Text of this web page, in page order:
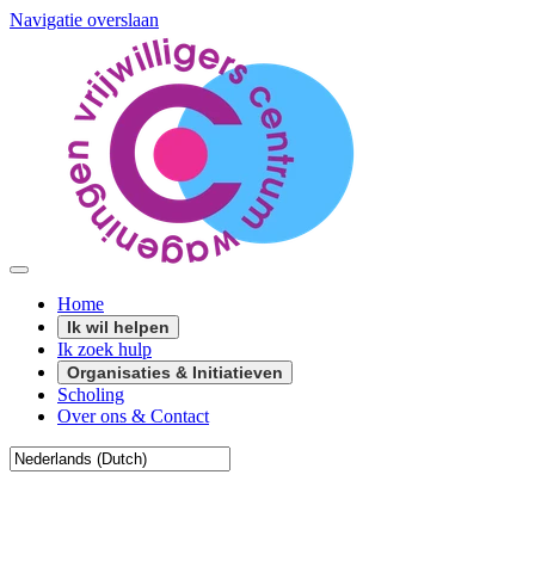
Navigatie overslaan
Home
Ik wil helpen
Ik zoek hulp
Organisaties & Initiatieven
Scholing
Over ons & Contact